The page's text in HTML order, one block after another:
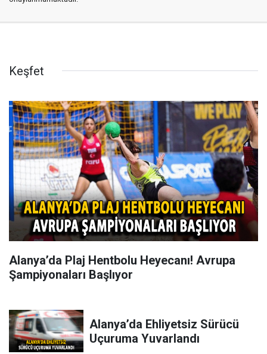
Keşfet
Alanya’da Plaj Hentbolu Heyecanı! Avrupa
Şampiyonaları Başlıyor
Alanya’da Ehliyetsiz Sürücü
Uçuruma Yuvarlandı